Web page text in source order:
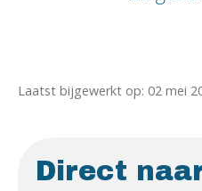
Laatst bijgewerkt op: 02 mei
Direct